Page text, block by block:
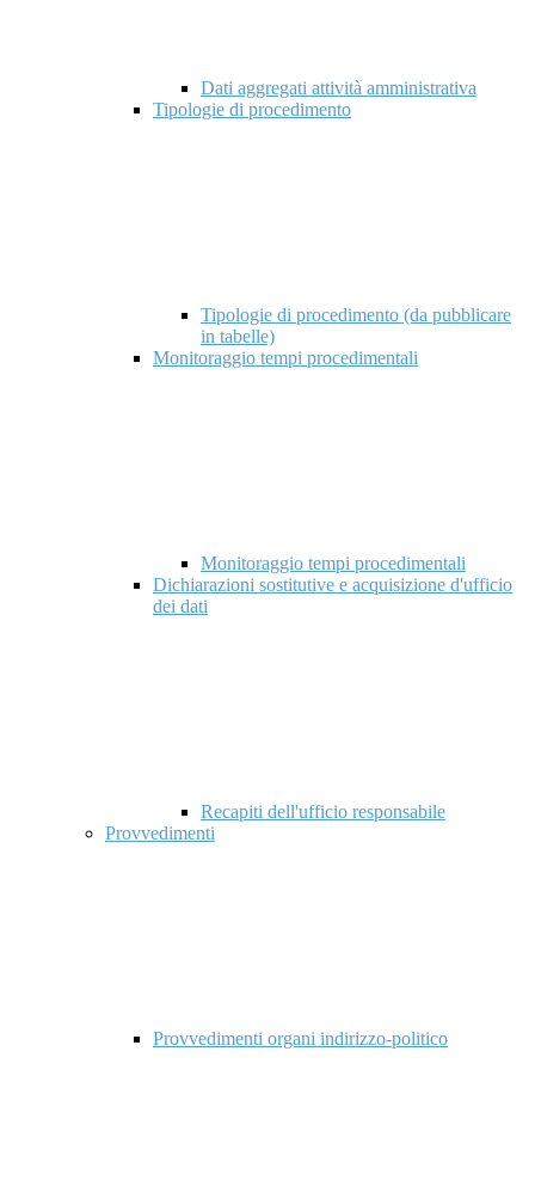
Dati aggregati attività amministrativa
Tipologie di procedimento
Tipologie di procedimento (da pubblicare
in tabelle)
Monitoraggio tempi procedimentali
Monitoraggio tempi procedimentali
Dichiarazioni sostitutive e acquisizione d'ufficio
dei dati
Recapiti dell'ufficio responsabile
Provvedimenti
Provvedimenti organi indirizzo-politico